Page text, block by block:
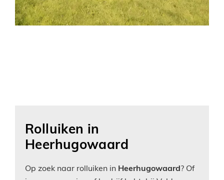
Rolluiken in
Heerhugowaard
Op zoek naar rolluiken in Heerhugowaard? Of